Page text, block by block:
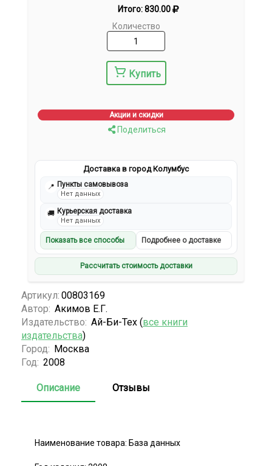
Итого:830.00
Количество
Купить
Акции и скидки
Поделиться
Доставка в город Колумбус
📍 Пункты самовывоза
Нет данных
🚚 Курьерская доставка
Нет данных
Показать все способы Подробнее о доставке
Рассчитать стоимость доставки
Артикул: 00803169
Автор: Акимов Е.Г.
Издательство: Ай-Би-Тех (все книги
издательства)
Город: Москва
Год: 2008
Описание Отзывы
Наименование товара: База данных